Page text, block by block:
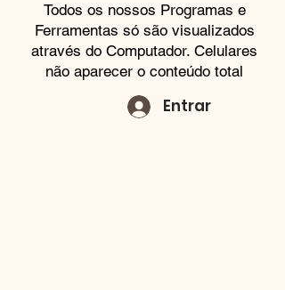
Todos os nossos Programas e
Ferramentas só são visualizados
através do Computador. Celulares
não aparecer o conteúdo total
Entrar